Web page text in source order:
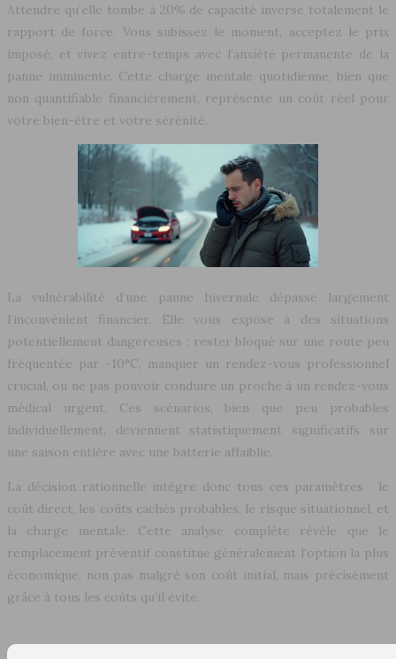
Attendre qu’elle tombe à 20% de capacité inverse totalement le
rapport de force. Vous subissez le moment, acceptez le prix
imposé, et vivez entre-temps avec l’anxiété permanente de la
panne imminente. Cette charge mentale quotidienne, bien que
non quantifiable financièrement, représente un coût réel pour
votre bien-être et votre sérénité.
La vulnérabilité d’une panne hivernale dépasse largement
l’inconvénient financier. Elle vous expose à des situations
potentiellement dangereuses : rester bloqué sur une route peu
fréquentée par -10°C, manquer un rendez-vous professionnel
crucial, ou ne pas pouvoir conduire un proche à un rendez-vous
médical urgent. Ces scénarios, bien que peu probables
individuellement, deviennent statistiquement significatifs sur
une saison entière avec une batterie affaiblie.
La décision rationnelle intègre donc tous ces paramètres : le
coût direct, les coûts cachés probables, le risque situationnel, et
la charge mentale. Cette analyse complète révèle que le
remplacement préventif constitue généralement l’option la plus
économique, non pas malgré son coût initial, mais précisément
grâce à tous les coûts qu’il évite.